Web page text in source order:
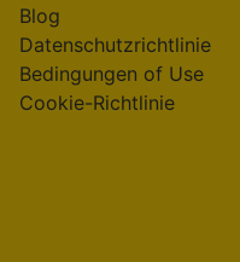
Blog
Datenschutzrichtlinie
Bedingungen of Use
Cookie-Richtlinie